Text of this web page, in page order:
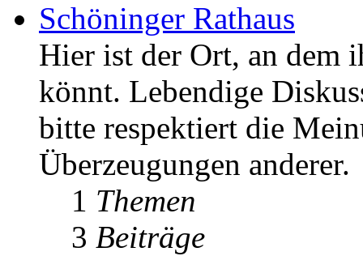
Schöninger Rathaus
Hier ist der Ort, an dem
könnt. Lebendige
bitte respektiert die
Überzeugungen anderer.
1 Themen
3 Beiträge